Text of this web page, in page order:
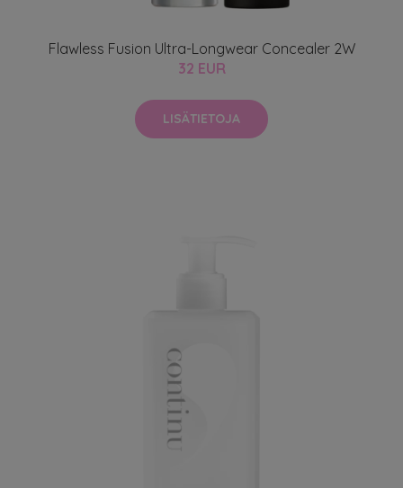
Flawless Fusion Ultra-Longwear Concealer 2W
32 EUR
LISÄTIETOJA